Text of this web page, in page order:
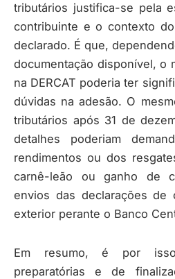
tributários justifica-se pela
contribuinte e o contexto
declarado. É que,
documentação disponível, o
na DERCAT poderia ter
dúvidas na adesão. O
tributários após 31 de
detalhes poderiam
rendimentos ou dos
carnê-leão ou ganho de
envios das declarações de
exterior perante o Banco
Em resumo, é por
preparatórias e de